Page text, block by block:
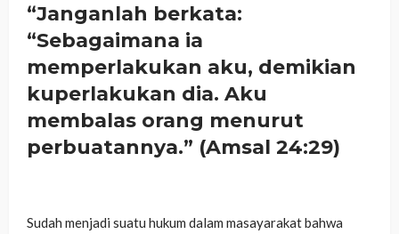
“Janganlah berkata:
“Sebagaimana ia
memperlakukan aku, demikian
kuperlakukan dia. Aku
membalas orang menurut
perbuatannya.” (Amsal 24:29)
Sudah menjadi suatu hukum dalam masayarakat bahwa